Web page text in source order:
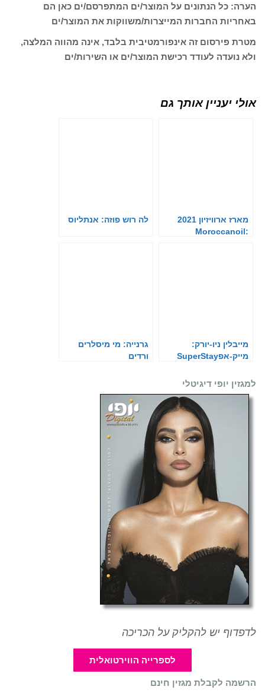
הערה: כל הנתונים על המוצר/ים המתפרסם/ים כאן הם
באחריות החברות המייצרות/משווקות את המוצר/ים
מטרת פירסום זה אינפורמטיבית בלבד, אינה מהווה המלצה,
ולא נועדה לעודד רכישת המוצר/ים או השירות/ים
אולי יעניין אותך גם
מארז ארוויזיון 2021
:Moroccanoil
לה רוש פוזה: אנתליוס
מייבלין ניו-יורק:
מייק-אפSuperStay
גרנייה: מי מיסלרים
ורדים
למגזין יופי דיגיטלי
לדפדוף יש להקליק על הכריכה
לספרייה הווירטואלית
הרשמה לקבלת מגזין חינם